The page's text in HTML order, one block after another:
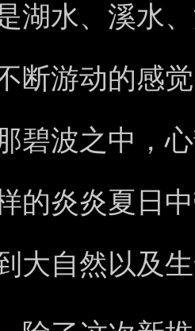
湖水、溪水
断游动的感
碧波之中，
的炎炎夏日
大自然以及